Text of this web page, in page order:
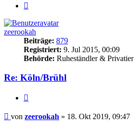
zeerookah
Beiträge: 879
Registriert: 9. Jul 2015, 00:09
Behörde: Ruheständler & Privatier
Re: Köln/Brühl
Beitrag
von zeerookah » 18. Okt 2019, 09:47